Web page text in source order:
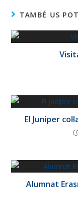
TAMBÉ US
El Juniper
Alumnat